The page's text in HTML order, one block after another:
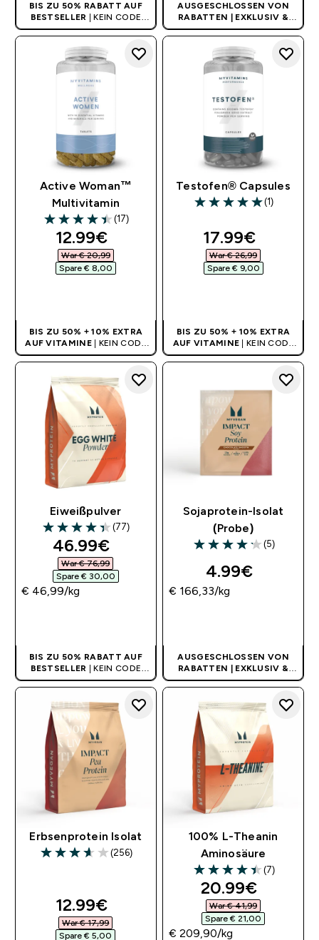
BIS ZU 50% RABATT AUF
BESTSELLER
| KEIN CODE
BENÖTIGT
AUSGESCHLOSSEN VON
RABATTEN | EXKLUSIV &
LIMITIERT
Active Woman™
Multivitamin
4.41 out of 5 stars
(17)
discounted price
12.99€‎
War € 20,99‎
Spare € 8,00‎
BIS ZU 50% + 10% EXTRA
AUF VITAMINE | KEIN CODE
BENÖTIGT
Testofen® Capsules
5 out of 5 stars
(1)
discounted
17.99€‎
War € 26,99‎
Spare € 9,00‎
BIS ZU 50% + 10% EXTRA
AUF VITAMINE | KEIN CODE
BENÖTIGT
Eiweißpulver
4.39 out of 5 stars
(77)
discounted price
46.99€‎
War € 76,99‎
Spare € 30,00‎
€ 46,99‎/kg
BIS ZU 50% RABATT AUF
BESTSELLER | KEIN CODE
BENÖTIGT
Sojaprotein-Isolat
(Probe)
4.2 out of 5 stars
(5)
4.99€‎
€ 166,33‎/kg
AUSGESCHLOSSEN VON
RABATTEN | EXKLUSIV &
LIMITIERT
Erbsenprotein Isolat
3.61 out of 5 stars
(256)
discounted price
12.99€‎
War € 17,99‎
Spare € 5,00‎
100% L-Theanin
Aminosäure
4.43 out of 5 stars
(7)
discounted
20.99€‎
War € 41,99‎
Spare € 21,00‎
€ 209,90‎/kg